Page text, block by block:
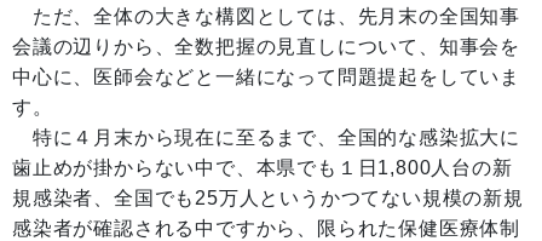
ただ、全体の大きな構図としては、先月末の全国知事
会議の辺りから、全数把握の見直しについて、知事会を
中心に、医師会などと一緒になって問題提起をしていま
す。
特に４月末から現在に至るまで、全国的な感染拡大に
歯止めが掛からない中で、本県でも１日1,800人台の新
規感染者、全国でも25万人というかつてない規模の新規
感染者が確認される中ですから、限られた保健医療体制